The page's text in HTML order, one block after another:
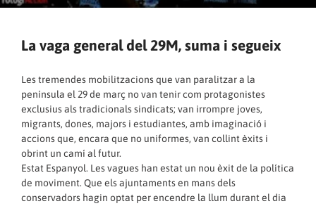
La vaga general del 29M, suma i segueix
Les tremendes mobilitzacions que van paralitzar a la
península el 29 de març no van tenir com protagonistes
exclusius als tradicionals sindicats; van irrompre joves,
migrants, dones, majors i estudiantes, amb imaginació i
accions que, encara que no uniformes, van collint èxits i
obrint un camí al futur.
Estat Espanyol. Les vagues han estat un nou èxit de la política
de moviment. Que els ajuntaments en mans dels
conservadors hagin optat per encendre la llum durant el dia